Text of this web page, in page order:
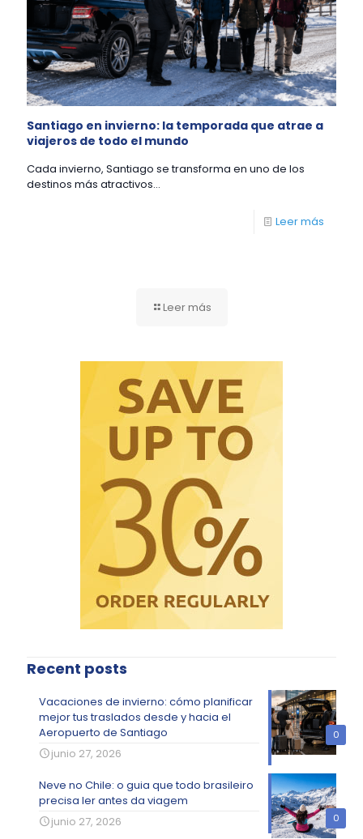
Santiago en invierno: la temporada que atrae a
viajeros de todo el mundo
Cada invierno, Santiago se transforma en uno de los
destinos más atractivos...
Leer más
Leer más
Recent posts
0
Vacaciones de invierno: cómo planificar
mejor tus traslados desde y hacia el
Aeropuerto de Santiago
junio 27, 2026
0
Neve no Chile: o guia que todo brasileiro
precisa ler antes da viagem
junio 27, 2026